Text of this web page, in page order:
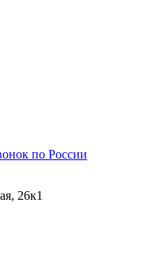
по России
26к1